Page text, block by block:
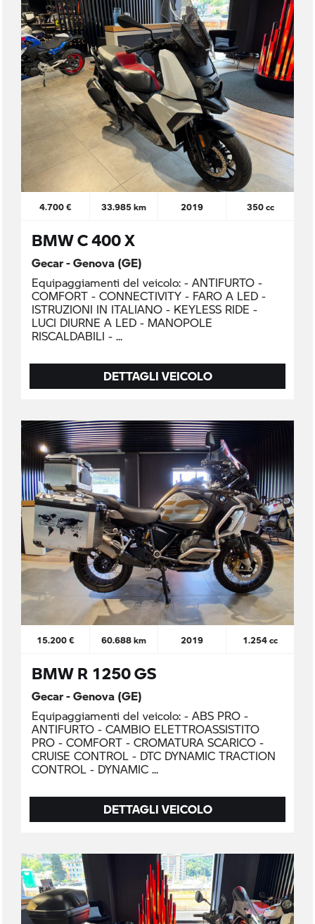
4.700 € 33.985 km 2019 350 cc
BMW C 400 X
Gecar - Genova (GE)
Equipaggiamenti del veicolo: - ANTIFURTO -
COMFORT - CONNECTIVITY - FARO A LED -
ISTRUZIONI IN ITALIANO - KEYLESS RIDE -
LUCI DIURNE A LED - MANOPOLE
RISCALDABILI -
DETTAGLI VEICOLO
15.200 € 60.688 km 2019 1.254 cc
BMW R 1250 GS
Gecar - Genova (GE)
Equipaggiamenti del veicolo: - ABS PRO -
ANTIFURTO - CAMBIO ELETTROASSISTITO
PRO - COMFORT - CROMATURA SCARICO -
CRUISE CONTROL - DTC DYNAMIC TRACTION
CONTROL - DYNAMIC
DETTAGLI VEICOLO